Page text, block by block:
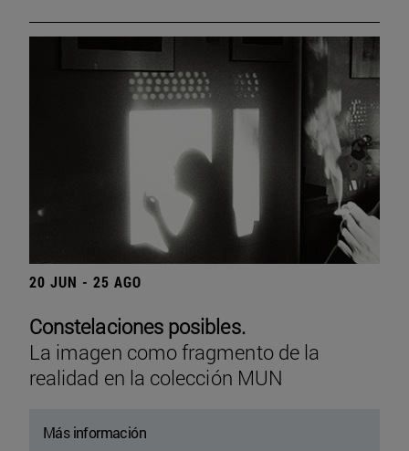
20 JUN - 25 AGO
Constelaciones posibles.
La imagen como fragmento de la
realidad en la colección MUN
Más información